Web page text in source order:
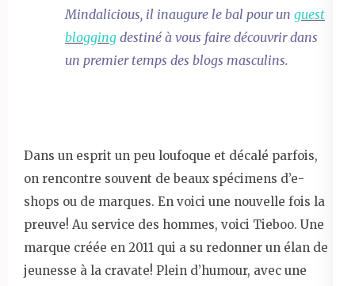
Mindalicious, il inaugure le bal pour un guest
blogging destiné à vous faire découvrir dans
un premier temps des blogs masculins.
Dans un esprit un peu loufoque et décalé parfois,
on rencontre souvent de beaux spécimens d’e-
shops ou de marques. En voici une nouvelle fois la
preuve! Au service des hommes, voici Tieboo. Une
marque créée en 2011 qui a su redonner un élan de
jeunesse à la cravate! Plein d’humour, avec une